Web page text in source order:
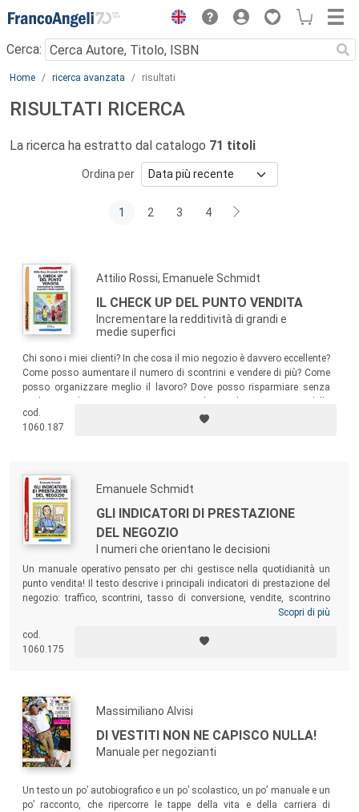
Menu
Cerca:
Main content
Home ricerca avanzata risultati
RISULTATI RICERCA
La ricerca ha estratto dal catalogo 71 titoli
Ordina per
1 2 3 4
Attilio Rossi, Emanuele Schmidt
IL CHECK UP DEL PUNTO VENDITA
Incrementare la redditività di grandi e
medie superfici
Chi sono i miei clienti? In che cosa il mio negozio è davvero eccellente?
Come posso aumentare il numero di scontrini e vendere di più? Come
posso organizzare meglio il lavoro? Dove posso risparmiare senza
squadra? Il terzo volume di una nuova serie espressamente dedicata a
chi gestisce i punti vendita.
cod.
1060.187
Emanuele Schmidt
GLI INDICATORI DI PRESTAZIONE
DEL NEGOZIO
I numeri che orientano le decisioni
Un manuale operativo pensato per chi gestisce nella quotidianità un
punto vendita! Il testo descrive i principali indicatori di prestazione del
negozio: traffico, scontrini, tasso di conversione, vendite, scontrino
medio, battuta media, pressione promozionale e svalorizzazioni,
cliente misterioso, rotazione e copertura dello stock... Un volume
fondamentale per imparare a leggere gli indicatori, migliorando i propri
Scopri di più
cod.
1060.175
Massimiliano Alvisi
DI VESTITI NON NE CAPISCO NULLA!
Manuale per negozianti
Un testo un po’ autobiografico e un po’ scolastico, un po’ manuale e un
po’ racconto, che ripercorre le tappe della vita e della carriera di